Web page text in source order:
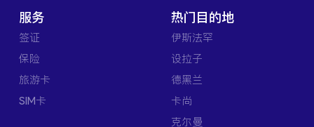
服务
签证
保险
旅游卡
SIM卡
热门目的地
伊斯法罕
设拉子
德黑兰
卡尚
克尔曼